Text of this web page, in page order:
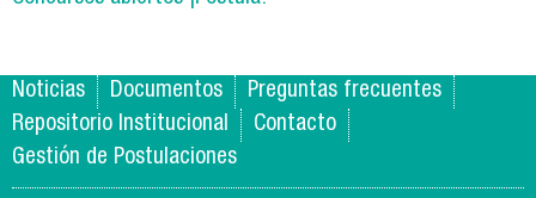
Noticias Documentos
Preguntas frecuentes
Repositorio Institucional
Contacto
Gestión de Postulaciones